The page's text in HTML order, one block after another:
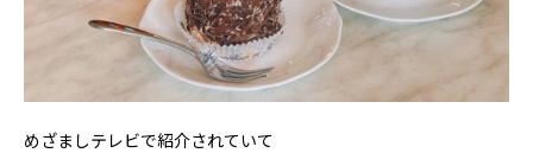
めざましテレビで紹介されていて